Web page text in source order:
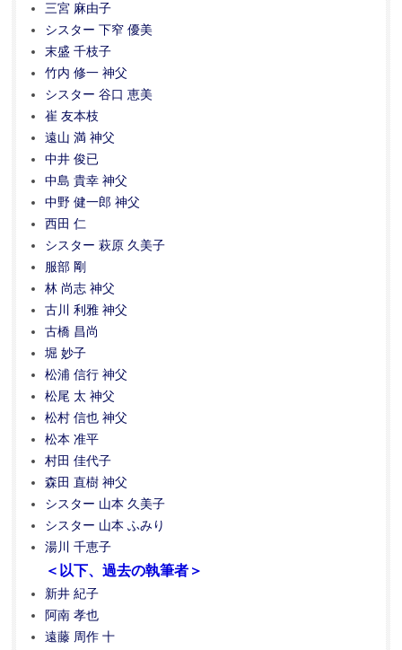
三宮 麻由子
シスター 下窄 優美
末盛 千枝子
竹内 修一 神父
シスター 谷口 恵美
崔 友本枝
遠山 満 神父
中井 俊已
中島 貴幸 神父
中野 健一郎 神父
西田 仁
シスター 萩原 久美子
服部 剛
林 尚志 神父
古川 利雅 神父
古橋 昌尚
堀 妙子
松浦 信行 神父
松尾 太 神父
松村 信也 神父
松本 准平
村田 佳代子
森田 直樹 神父
シスター 山本 久美子
シスター 山本 ふみり
湯川 千恵子
＜以下、過去の執筆者＞
新井 紀子
阿南 孝也
遠藤 周作 十